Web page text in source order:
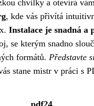
chvilky a otevírá
, kde vás přivítá
Instalace je snadná a
se kterým snadno
formátů. Představte
stane mistr v práci s
pdf24